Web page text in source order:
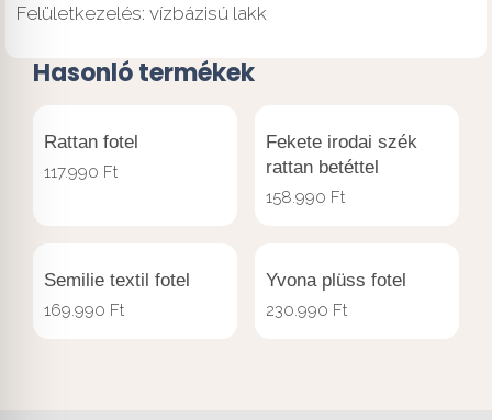
Felületkezelés: vízbázisú lakk
Hasonló termékek
Rattan fotel
117.990 Ft
Fekete irodai szék
rattan betéttel
158.990 Ft
Semilie textil fotel
169.990 Ft
Yvona plüss fotel
230.990 Ft